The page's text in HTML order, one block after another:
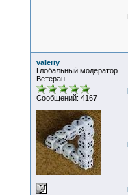
valeriy
Глобальный модератор
Ветеран
Сообщений: 4167